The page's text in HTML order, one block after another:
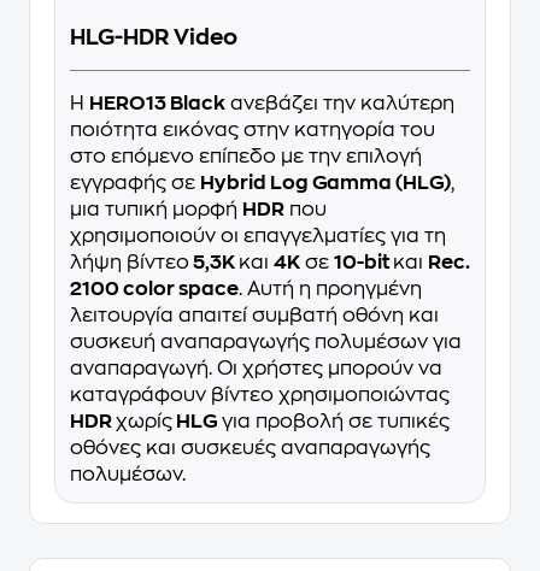
HLG-HDR Video
Η HERO13 Black ανεβάζει την καλύτερη
ποιότητα εικόνας στην κατηγορία του
στο επόμενο επίπεδο με την επιλογή
εγγραφής σε Hybrid Log Gamma (HLG),
μια τυπική μορφή HDR που
χρησιμοποιούν οι επαγγελματίες για τη
λήψη βίντεο5,3K και 4K σε 10-bitκαι Rec.
2100 color space. Αυτή η προηγμένη
λειτουργία απαιτεί συμβατή οθόνη και
συσκευή αναπαραγωγής πολυμέσων για
αναπαραγωγή. Οι χρήστες μπορούν να
καταγράφουν βίντεο χρησιμοποιώντας
HDRχωρίς HLG για προβολή σε τυπικές
οθόνες και συσκευές αναπαραγωγής
πολυμέσων.